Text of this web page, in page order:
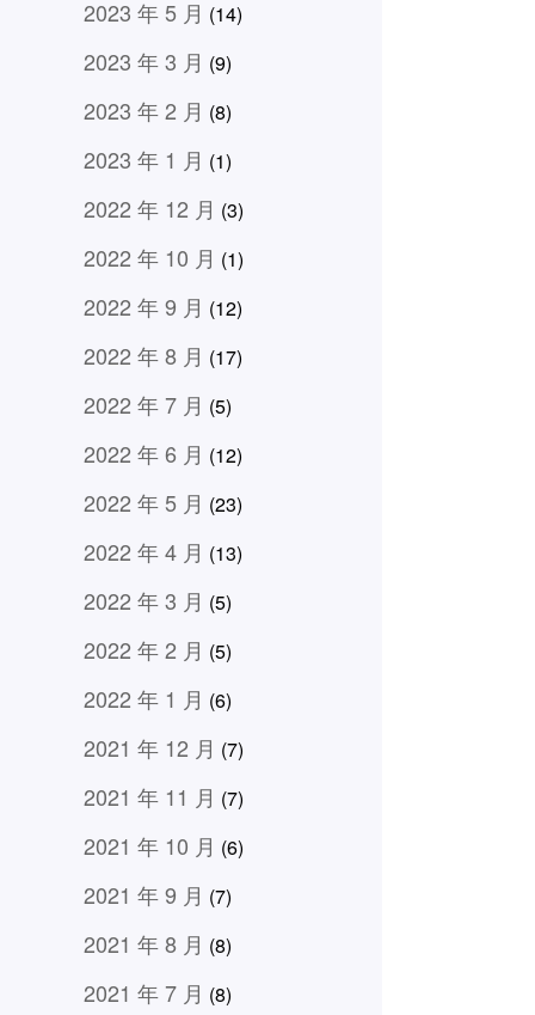
2023 年 5 月 (14)
2023 年 3 月 (9)
2023 年 2 月 (8)
2023 年 1 月 (1)
2022 年 12 月 (3)
2022 年 10 月 (1)
2022 年 9 月 (12)
2022 年 8 月 (17)
2022 年 7 月 (5)
2022 年 6 月 (12)
2022 年 5 月 (23)
2022 年 4 月 (13)
2022 年 3 月 (5)
2022 年 2 月 (5)
2022 年 1 月 (6)
2021 年 12 月 (7)
2021 年 11 月 (7)
2021 年 10 月 (6)
2021 年 9 月 (7)
2021 年 8 月 (8)
2021 年 7 月 (8)